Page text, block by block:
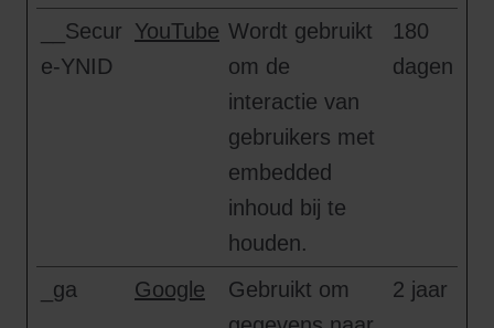
__Secur
e-YNID
YouTube Wordt gebruikt
om de
interactie van
gebruikers met
embedded
inhoud bij te
houden.
180
dagen
_ga Google
Gebruikt om
2 jaar